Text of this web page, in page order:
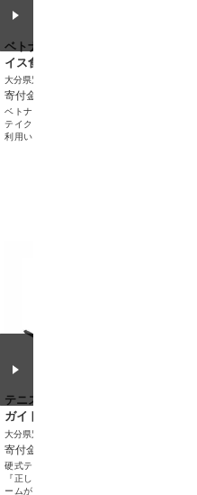
ベトナム料理店 スパ
イス食堂クーポノスの
ギフトカード 2000円
分(1,000円分×2枚)
大分県別府市
寄付金額
ベトナム料理店でのお食事・
テイクアウトやお買い物にご
利用いただけるギフトカード
テニス練習器 テニス
ガイド2
大分県別府市
寄付金額
硬式テニス用練習用具です。
『正しい打点』『正しいフォ
ームが身に付く』素振りの練